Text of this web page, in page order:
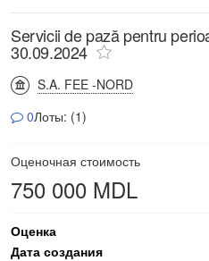
Servicii de pază pentru
30.09.2024
S.A. FEE -NORD
0Лоты: (1)
Оценочная стоимость
750 000 MDL
Оценка
Дата создания